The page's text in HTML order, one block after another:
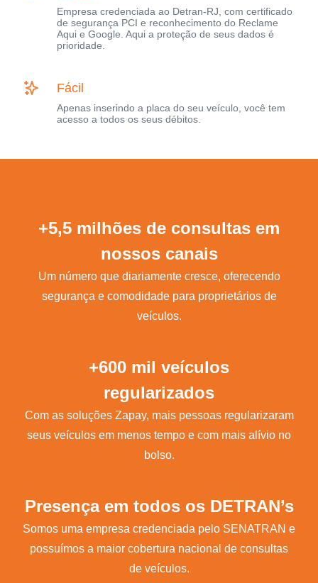
Empresa credenciada ao Detran-RJ, com certificado
de segurança PCI e reconhecimento do Reclame
Aqui e Google. Aqui a proteção de seus dados é
prioridade.
Fácil
Apenas inserindo a placa do seu veículo, você tem
acesso a todos os seus débitos.
+5,5 milhões de consultas em
nossos canais
Um número que diariamente cresce, oferecendo
segurança e comodidade para proprietários de
veículos.
+600 mil veículos
regularizados
Com as soluções Zapay, mais pessoas regularizaram
seus veículos em menos tempo e com mais alívio no
bolso.
Presença em todos os DETRAN’s
Somos uma empresa credenciada pelo SENATRAN e
possuímos a maior cobertura nacional de consultas
de veículos.